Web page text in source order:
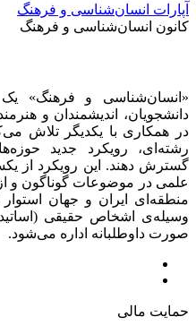
آپارات انسان‌شناسی و فرهنگ
کانون انسان‌شناسی و فرهنگ
«انسان‌شناسی و فرهنگ» یک
دانشجویان، اندیشمندان و
در همکاری با یکدیگر تلاش
رشته‌ای، رویکرد جدید
گسترش دهند. این رویکرد از
علمی در موضوعات گوناگون و
منطقه‌ای ایران و جهان
وسیله‌ی اشخاص حقیقی
صورت داوطلبانه اداره می‌شود.
حمایت مالی